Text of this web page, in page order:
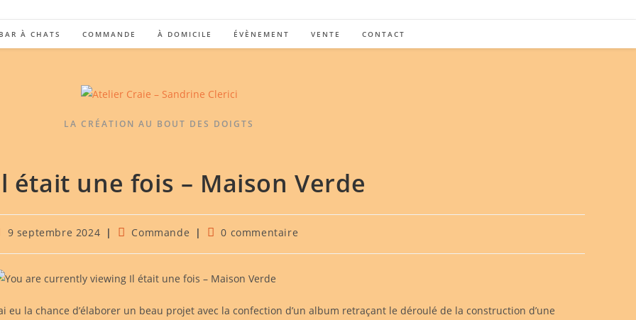
BAR À CHATS COMMANDE À DOMICILE ÉVÈNEMENT VENTE CONTACT
LA CRÉATION AU BOUT DES DOIGTS
était une fois – Maison Verde
9 septembre 2024
PostCommande
Commentaires
la
publication :
0 commentaire
eu la chance d’élaborer un beau projet avec la confection d’un album retraçant le déroulé de la construction d’une